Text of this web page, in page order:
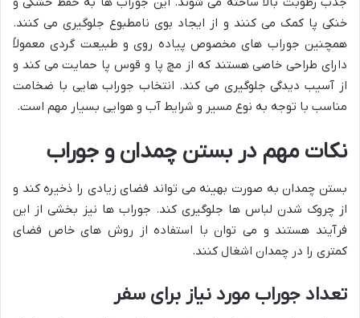
خنکی پا کمک می کنند و از ایجاد بوی نامطبوع جلوگیری می کنند.
همچنین جوراب های مخصوص پیاده روی و طبیعت گردی معمولاً
دارای طراحی خاصی هستند که از مچ پا و قوس پا حمایت می کند و
از آسیب دیدگی جلوگیری می کند. انتخاب جوراب هایی با ضخامت
مناسب با توجه به نوع مسیر و شرایط آب و هوایی بسیار مهم است.
نکات مهم در بستن چمدان و جوراب
بستن چمدان به صورت بهینه می تواند فضای زیادی را ذخیره کند و
از چروک شدن لباس ها جلوگیری کند. جوراب ها نیز بخشی از این
فرآیند هستند و می توان با استفاده از روش های خاص فضای
کمتری را در چمدان اشغال کنند.
تعداد جوراب مورد نیاز برای سفر